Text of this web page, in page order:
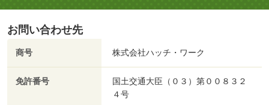
お問い合わせ先
商号 株式会社ハッチ・ワーク
免許番号
国土交通大臣（０３）第００８３２
４号